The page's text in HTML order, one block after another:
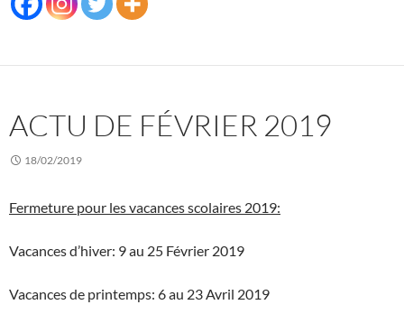
ACTU DE FÉVRIER 2019
18/02/2019
Fermeture pour les vacances scolaires 2019:
Vacances d’hiver: 9 au 25 Février 2019
Vacances de printemps: 6 au 23 Avril 2019